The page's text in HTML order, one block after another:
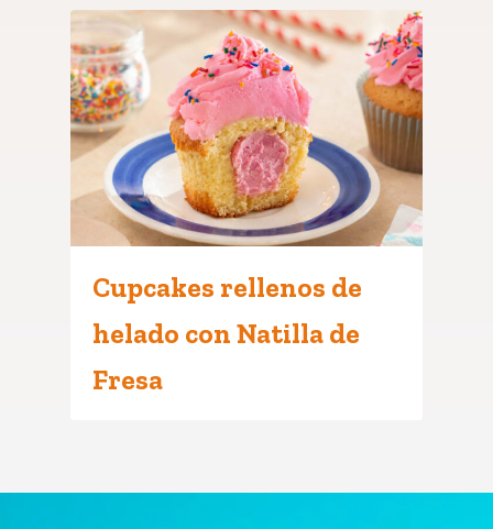
Cupcakes rellenos de
helado con Natilla de
Fresa